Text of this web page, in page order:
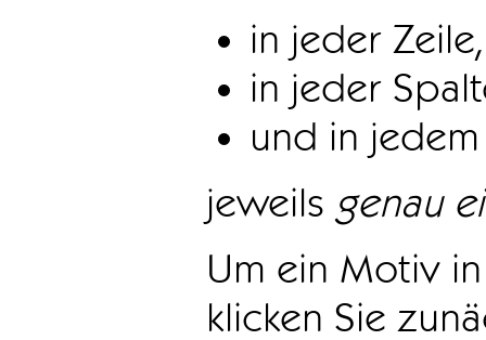
in jeder Zeile,
in jeder
und in
jeweils genau
Um ein Motiv
klicken Sie